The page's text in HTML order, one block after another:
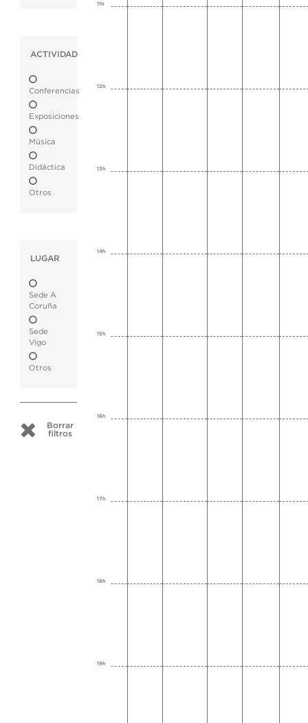
ACTIVIDAD
Conferencias
Exposiciones
Música
Didáctica
Otros
LUGAR
Sede A
Coruña
Sede
Vigo
Otros
Borrar
filtros
11h
12h
13h
14h
15h
16h
17h
18h
19h